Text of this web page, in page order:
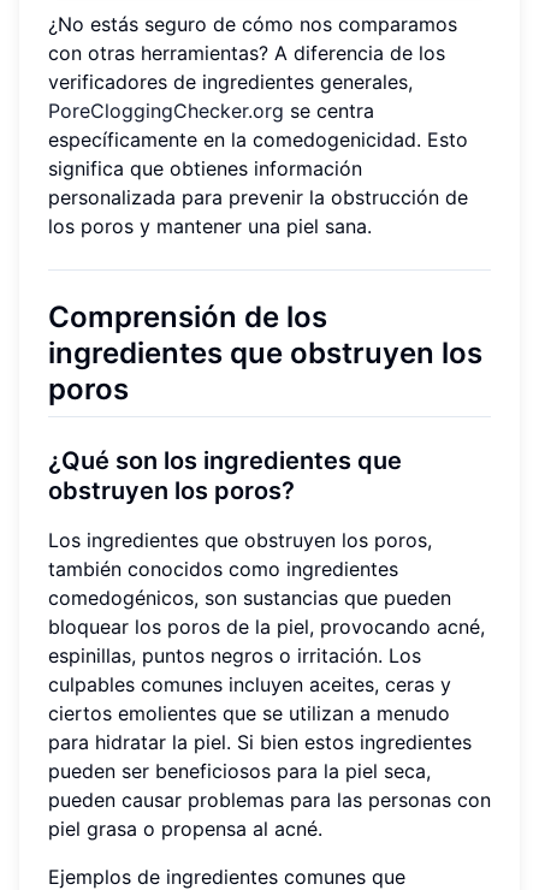
¿No estás seguro de cómo nos comparamos
con otras herramientas? A diferencia de los
verificadores de ingredientes generales,
PoreCloggingChecker.org se centra
específicamente en la comedogenicidad. Esto
significa que obtienes información
personalizada para prevenir la obstrucción de
los poros y mantener una piel sana.
Comprensión de los
ingredientes que obstruyen los
poros
¿Qué son los ingredientes que
obstruyen los poros?
Los ingredientes que obstruyen los poros,
también conocidos como ingredientes
comedogénicos, son sustancias que pueden
bloquear los poros de la piel, provocando acné,
espinillas, puntos negros o irritación. Los
culpables comunes incluyen aceites, ceras y
ciertos emolientes que se utilizan a menudo
para hidratar la piel. Si bien estos ingredientes
pueden ser beneficiosos para la piel seca,
pueden causar problemas para las personas con
piel grasa o propensa al acné.
Ejemplos de ingredientes comunes que